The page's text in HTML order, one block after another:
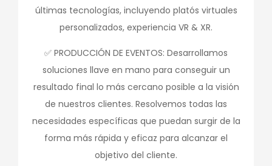
últimas tecnologías, incluyendo platós virtuales
personalizados, experiencia VR & XR.
✅ PRODUCCIÓN DE EVENTOS: Desarrollamos
soluciones llave en mano para conseguir un
resultado final lo más cercano posible a la visión
de nuestros clientes. Resolvemos todas las
necesidades específicas que puedan surgir de la
forma más rápida y eficaz para alcanzar el
objetivo del cliente.